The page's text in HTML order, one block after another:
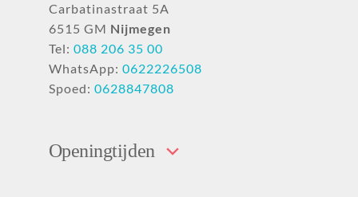
Carbatinastraat 5A
6515 GM Nijmegen
Tel: 088 206 35 00
WhatsApp: 0622226508
Spoed: 0628847808
Openingtijden